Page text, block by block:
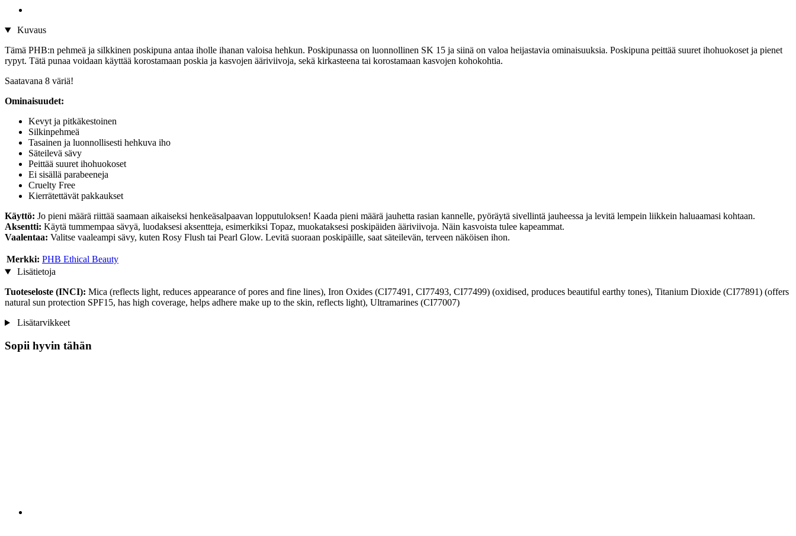
Kuvaus
Tämä PHB:n pehmeä ja silkkinen poskipuna antaa iholle ihanan valoisa hehkun. Poskipunassa on luonnollinen SK 15 ja siinä on valoa heijastavia ominaisuuksia. Poskipuna peittää suuret ihohuokoset ja pienet
rypyt. Tätä punaa voidaan käyttää korostamaan poskia ja kasvojen ääriviivoja, sekä kirkasteena tai korostamaan kasvojen kohokohtia.
Saatavana 8 väriä!
Ominaisuudet:
Kevyt ja pitkäkestoinen
Silkinpehmeä
Tasainen ja luonnollisesti hehkuva iho
Säteilevä sävy
Peittää suuret ihohuokoset
Ei sisällä parabeeneja
Cruelty Free
Kierrätettävät pakkaukset
Käyttö: Jo pieni määrä riittää saamaan aikaiseksi henkeäsalpaavan lopputuloksen! Kaada pieni määrä jauhetta rasian kannelle, pyöräytä sivellintä jauheessa ja levitä lempein liikkein haluaamasi kohtaan.
Aksentti: Käytä tummempaa sävyä, luodaksesi aksentteja, esimerkiksi Topaz, muokataksesi poskipäiden ääriviivoja. Näin kasvoista tulee kapeammat.
Vaalentaa: Valitse vaaleampi sävy, kuten Rosy Flush tai Pearl Glow. Levitä suoraan poskipäille, saat säteilevän, terveen näköisen ihon.
Merkki: PHB Ethical Beauty
Lisätietoja
Tuoteseloste (INCI): Mica (reflects light, reduces appearance of pores and fine lines), Iron Oxides (CI77491, CI77493, CI77499) (oxidised, produces beautiful earthy tones), Titanium Dioxide (CI77891) (offers
natural sun protection SPF15, has high coverage, helps adhere make up to the skin, reflects light), Ultramarines (CI77007)
Lisätarvikkeet
Sopii hyvin tähän